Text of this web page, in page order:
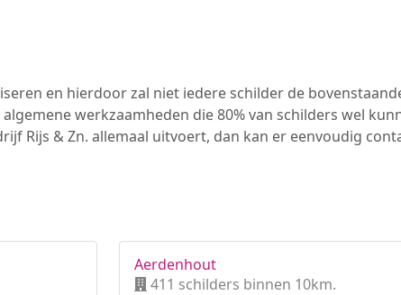
en hierdoor zal niet iedere schilder de
werkzaamheden die 80% van schilders wel
Rijs & Zn. allemaal uitvoert, dan kan er eenvoudig
Aerdenhout
411 schilders binnen 10km.